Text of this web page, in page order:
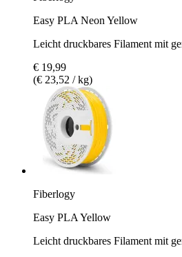
Easy PLA Neon Yellow
Leicht druckbares Filament mit
€ 19,99
(€ 23,52 / kg)
Fiberlogy
Easy PLA Yellow
Leicht druckbares Filament mit